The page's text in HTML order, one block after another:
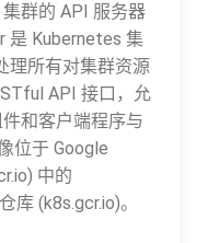
群的 API 服务器
是 Kubernetes 集
理所有对集群资源
API 接口，允
和客户端程序与
位于 Google
中的
库 (k8s.gcr.io)。